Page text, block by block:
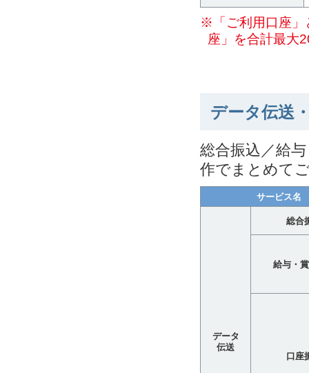
※「ご利用口座」
座」を合計最大
データ伝送
総合振込／給
作でまとめて
サービス名
データ
伝送
総合
給与・
口座